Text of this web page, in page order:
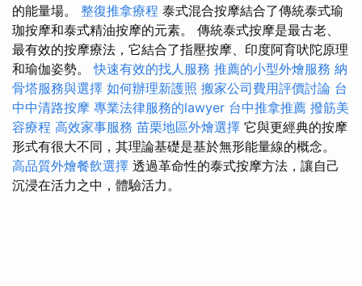
的能量場。 整復推拿療程 泰式混合按摩結合了傳統泰式瑜
珈按摩和泰式精油按摩的元素。 傳統泰式按摩是最古老、
最有效的按摩療法，它結合了指壓按摩、印度阿育吠陀原理
和瑜伽姿勢。快速有效的找人服務 推薦的小型外燴服務 納
骨塔服務與選擇 如何辦理新護照 搬家公司費用評價討論 台
中中清路按摩 專業法律服務的lawyer 台中推拿推薦 撥筋美
容療程 高效家事服務 苗栗地區外燴選擇 它與更經典的按摩
形式有很大不同，其理論基礎是基於無形能量線的概念。
高品質外燴餐飲選擇 透過革命性的泰式按摩方法，讓自己
沉浸在活力之中，體驗活力。